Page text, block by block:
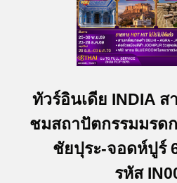
ทัวร์อินเดีย INDIA ส
ชมสถาปัตกรรมมรด
ชัยปุระ-จอดห์ปูร์
รหัส